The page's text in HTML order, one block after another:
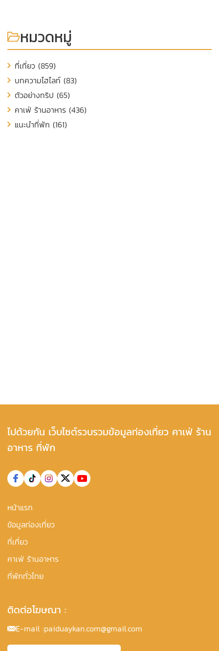
หมวดหมู่
ที่เที่ยว (859)
บทความไฮไลท์ (83)
ตัวอย่างทริป (65)
คาเฟ่ ร้านอาหาร (436)
แนะนำที่พัก (161)
ไปด้วยกัน เว็บไซต์รวบรวมข้อมูลท่องเที่ยว คาเฟ่ ร้าน
อาหาร ที่พัก
หน้าแรก
ข้อมูลท่องเที่ยว
ที่เที่ยว
คาเฟ่ ร้านอาหาร
ที่พักทั่วไทย
ติดต่อโฆษณา :
E-mail :paiduaykan.com@gmail.com